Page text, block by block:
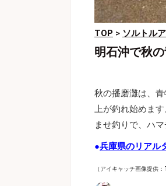
TOP > ソルトル
明石沖で秋
秋の播磨灘は、
上が釣れ始めま
ませ釣りで、ハ
●兵庫県のリアル
（アイキャッチ画像提供